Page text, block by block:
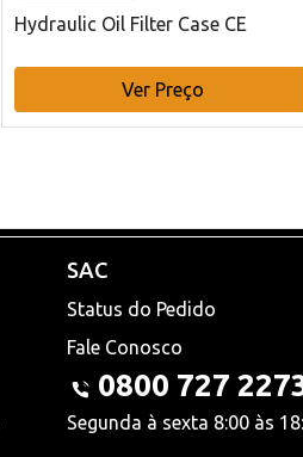
Hydraulic Oil Filter Case CE
Ver Preço
SAC
Status do Pedido
Fale Conosco
0800 727
Segunda à sexta 8:00 às